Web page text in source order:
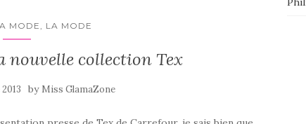
MODE, LA MODE
nouvelle collection Tex
by Miss GlamaZone